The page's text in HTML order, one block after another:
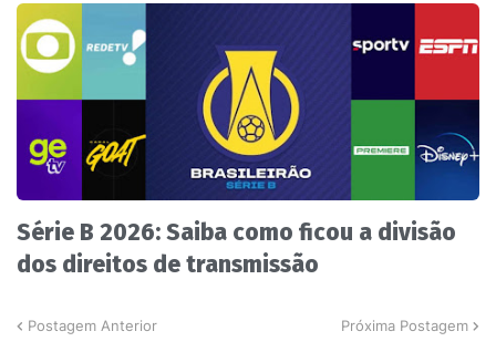
Série B 2026: Saiba como ficou a divisão
dos direitos de transmissão
Postagem Anterior Próxima Postagem